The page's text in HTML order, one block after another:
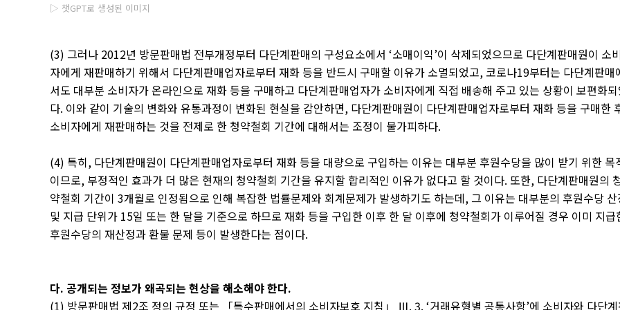
▷ 챗GPT로 생성된 이미지
(3) 그러나 2012년 방문판매법 전부개정부터 다단계판매의 구성요소에서 ‘소매이익’이 삭제되었으므로 다단계판매원이 소비
자에게 재판매하기 위해서 다단계판매업자로부터 재화 등을 반드시 구매할 이유가 소멸되었고,코로나19부터는 다단계판매
서도 대부분 소비자가 온라인으로 재화 등을 구매하고 다단계판매업자가 소비자에게 직접 배송해 주고 있는 상황이 보편화
다. 이와 같이 기술의 변화와 유통과정이 변화된 현실을 감안하면, 다단계판매원이 다단계판매업자로부터 재화 등을 구매한
소비자에게 재판매하는 것을 전제로 한 청약철회 기간에 대해서는 조정이 불가피하다.
(4) 특히, 다단계판매원이 다단계판매업자로부터 재화 등을 대량으로 구입하는 이유는 대부분 후원수당을 많이 받기 위한 목
이므로, 부정적인 효과가 더 많은 현재의 청약철회 기간을 유지할 합리적인 이유가 없다고 할 것이다. 또한, 다단계판매원의
약철회 기간이 3개월로 인정됨으로 인해 복잡한 법률문제와 회계문제가 발생하기도 하는데, 그 이유는 대부분의 후원수당 산
및 지급 단위가 15일 또는 한 달을 기준으로 하므로 재화 등을 구입한 이후 한 달 이후에 청약철회가 이루어질 경우 이미 지급
후원수당의 재산정과 환불 문제 등이 발생한다는 점이다.
다. 공개되는 정보가 왜곡되는 현상을 해소해야 한다.
(1) 방문판매법 제2조 정의 규정 또는 「특수판매에서의 소비자보호 지침 」 Ⅲ. 3. ‘거래유형별 공통사항’에 소비자와 다단